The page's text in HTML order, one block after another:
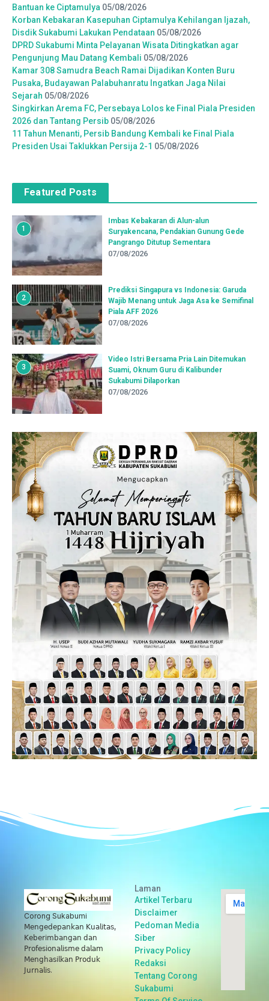
Bantuan ke Ciptamulya 05/08/2026
Korban Kebakaran Kasepuhan Ciptamulya Kehilangan Ijazah,
Disdik Sukabumi Lakukan Pendataan 05/08/2026
DPRD Sukabumi Minta Pelayanan Wisata Ditingkatkan agar
Pengunjung Mau Datang Kembali 05/08/2026
Kamar 308 Samudra Beach Ramai Dijadikan Konten Buru
Pusaka, Budayawan Palabuhanratu Ingatkan Jaga Nilai
Sejarah 05/08/2026
Singkirkan Arema FC, Persebaya Lolos ke Final Piala Presiden
2026 dan Tantang Persib 05/08/2026
11 Tahun Menanti, Persib Bandung Kembali ke Final Piala
Presiden Usai Taklukkan Persija 2-1 05/08/2026
Featured Posts
1
Imbas Kebakaran di Alun-alun
Suryakencana, Pendakian Gunung Gede
Pangrango Ditutup Sementara
07/08/2026
2
Prediksi Singapura vs Indonesia: Garuda
Wajib Menang untuk Jaga Asa ke Semifinal
Piala AFF 2026
07/08/2026
3
Video Istri Bersama Pria Lain Ditemukan
Suami, Oknum Guru di Kalibunder
Sukabumi Dilaporkan
07/08/2026
Corong Sukabumi
𝖬𝖾𝗇𝗀𝖾𝖽𝖾𝗉𝖺𝗇𝗄𝖺𝗇 𝖪𝗎𝖺𝗅𝗂𝗍𝖺𝗌,
𝖪𝖾𝖻𝖾𝗋𝗂𝗆𝖻𝖺𝗇𝗀𝖺𝗇 𝖽𝖺𝗇
𝖯𝗋𝗈𝖿𝖾𝗌𝗂𝗈𝗇𝖺𝗅𝗂𝗌𝗆𝖾 𝖽𝖺𝗅𝖺𝗆
𝖬𝖾𝗇𝗀𝗁𝖺𝗌𝗂𝗅𝗄𝖺𝗇 𝖯𝗋𝗈𝖽𝗎𝗄
𝖩𝗎𝗋𝗇𝖺𝗅𝗂𝗌.
Laman
Artikel Terbaru
Disclaimer
Pedoman Media
Siber
Privacy Policy
Redaksi
Tentang Corong
Sukabumi